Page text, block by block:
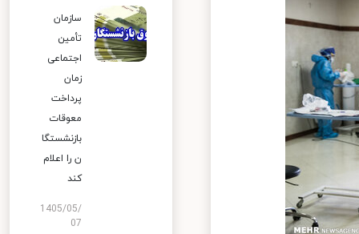
سازمان
تأمین
اجتماعی
زمان
پرداخت
معوقات
بازنشستگا
ن را اعلام
کند
1405/05/
07